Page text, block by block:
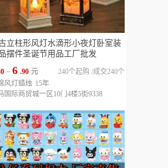
立柱形风灯水滴形小夜灯卧室装
摆件圣诞节用品工厂批发
~ 6 .90 元 成交240个
240个起购 /
风灯蜡烛 15年
国际商贸城一区10门4楼5街9338